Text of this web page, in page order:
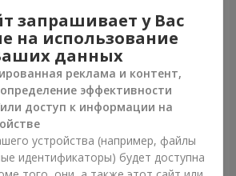
Микс "Планета роз" из 51
8 116 грн
запрашивает у Вас
на использование
данных
реклама и контент,
эффективности
доступ к информации на
устройства (например, файлы
идентификаторы) будет доступна